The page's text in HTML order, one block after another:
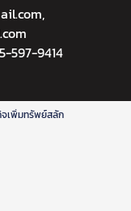
,
597-9414
เพิ่มทรัพย์สลัก